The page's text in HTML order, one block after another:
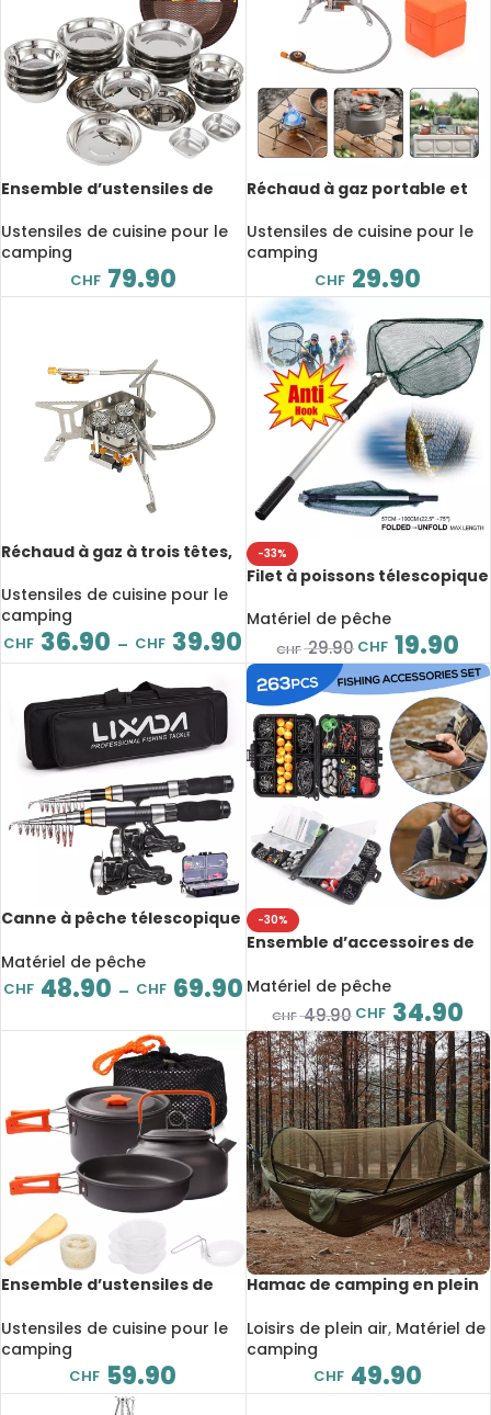
Ensemble d’ustensiles de
en acier inoxydable 304 et
201, 22 pièces
Ustensiles de cuisine pour le
camping
CHF 79.90
Réchaud à gaz portable et
cuisinière de camping avec
boîte
Ustensiles de cuisine pour le
camping
CHF 29.90
Réchaud à gaz à trois têtes,
avec allumage électrique,
cuisinière de camping avec
boîte
Ustensiles de cuisine pour le
camping
CHF 36.90 – CHF 39.90
-33%
Filet à poissons télescopique
extensible, 190cm
Matériel de pêche
CHF29.90 CHF 19.90
Canne à pêche télescopique
Moulinet de pêche, avec sac
et étui
Matériel de pêche
CHF 48.90 – CHF 69.90
-30%
Ensemble d’accessoires de
rangement, 263 pièces
Matériel de pêche
CHF49.90 CHF 34.90
Ensemble d’ustensiles de
aluminium, 11 pièces
Ustensiles de cuisine pour le
camping
CHF 59.90
Hamac de camping en plein
balançoire, haute
résistance, 1 à 2 personnes
Loisirs de plein air, Matériel de
camping
CHF 49.90